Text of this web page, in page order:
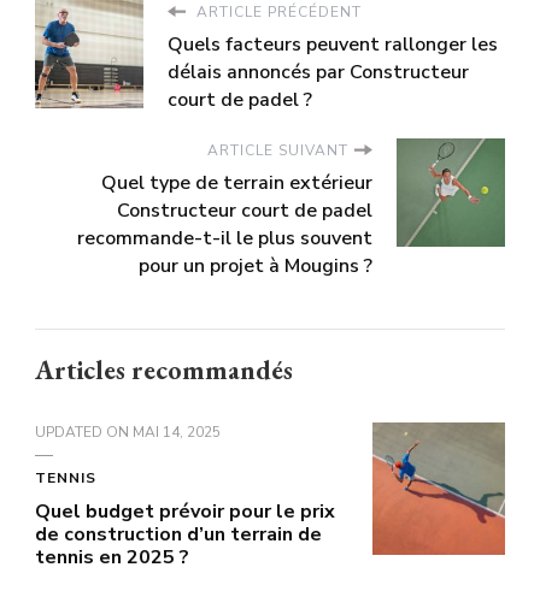
ARTICLE PRÉCÉDENT
Quels facteurs peuvent rallonger les
délais annoncés par Constructeur
court de padel ?
ARTICLE SUIVANT
Quel type de terrain extérieur
Constructeur court de padel
recommande-t-il le plus souvent
pour un projet à Mougins ?
Articles recommandés
UPDATED ON MAI 14, 2025
TENNIS
Quel budget prévoir pour le prix
de construction d’un terrain de
tennis en 2025 ?